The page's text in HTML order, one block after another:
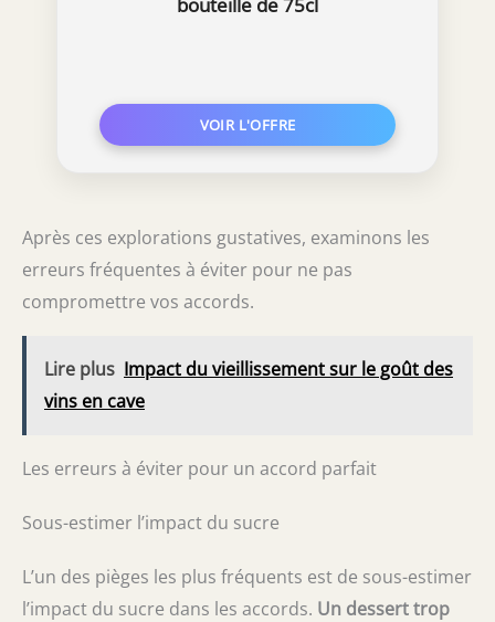
Après ces explorations gustatives, examinons les
erreurs fréquentes à éviter pour ne pas
compromettre vos accords.
Lire plus Impact du vieillissement sur le goût des
vins en cave
Les erreurs à éviter pour un accord parfait
Sous-estimer l’impact du sucre
L’un des pièges les plus fréquents est de sous-estimer
l’impact du sucre dans les accords. Un dessert trop